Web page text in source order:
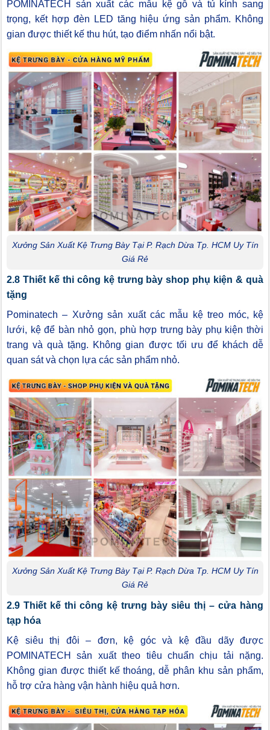
POMINATECH sản xuất các mẫu kệ gỗ và tủ kính sang
trọng, kết hợp đèn LED tăng hiệu ứng sản phẩm. Không
gian được thiết kế thu hút, tạo điểm nhấn nổi bật.
Xưởng Sản Xuất Kệ Trưng Bày Tại P. Rạch Dừa Tp. HCM Uy Tín
Giá Rẻ
2.8 Thiết kế thi công kệ trưng bày shop phụ kiện & quà
tặng
Pominatech – Xưởng sản xuất các mẫu kệ treo móc, kệ
lưới, kệ để bàn nhỏ gọn, phù hợp trưng bày phụ kiện thời
trang và quà tặng. Không gian được tối ưu để khách dễ
quan sát và chọn lựa các sản phẩm nhỏ.
Xưởng Sản Xuất Kệ Trưng Bày Tại P. Rạch Dừa Tp. HCM Uy Tín
Giá Rẻ
2.9 Thiết kế thi công kệ trưng bày siêu thị – cửa hàng
tạp hóa
Kệ siêu thị đôi – đơn, kệ góc và kệ đầu dãy được
POMINATECH sản xuất theo tiêu chuẩn chịu tải nặng.
Không gian được thiết kế thoáng, dễ phân khu sản phẩm,
hỗ trợ cửa hàng vận hành hiệu quả hơn.